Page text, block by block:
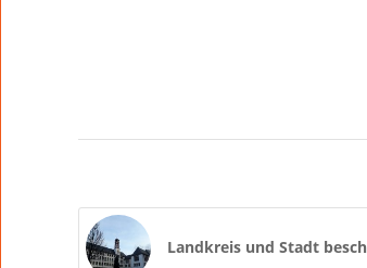
Landkreis und Stadt